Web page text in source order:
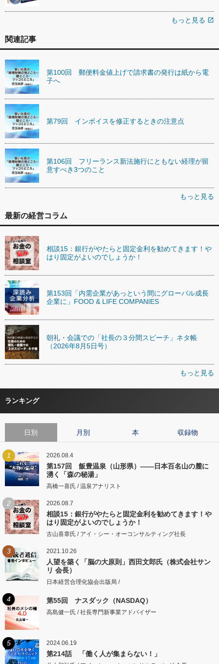
もっと見る open_in_new
関連記事
第100回 郵便料金値上げで請求書の発行は紙から電
子へ
第79回 インボイスを修正するときの注意点
第106回 フリーランス新法施行にともない経理が留
意すべき3つのこと
もっと見る
最新の経営コラム
相談15：銀行がやたらと固定金利を勧めてきます！や
はり固定がよいのでしょうか！
第153回「内需企業があっという間にグローバル成長
企業に」FOOD & LIFE COMPANIES
朝礼・会議での「社長の３分間スピーチ」ネタ帳
（2026年8月5日号）
もっと見る
ランキング
日別 月別 本 収録物
1 2026.08.4
第157回 飯豊温泉（山形県）――日本百名山の麓に
湧く「森の秘湯」
高橋一喜氏 / 温泉アナリスト
2 2026.08.7
相談15：銀行がやたらと固定金利を勧めてきます！や
はり固定がよいのでしょうか！
古山喜章氏 / アイ・シー・オーコンサルティング社長
3 2021.10.26
人望を築く「脳の大原則」西田文郎氏（株式会社サン
リ 会長）
日本経営合理化協会出版局 /
4 第55回 ナスダック（NASDAQ）
高島健一氏 / 社長専門新事業アドバイザー
5 2024.06.19
第214話 「働く人が集まらない！」